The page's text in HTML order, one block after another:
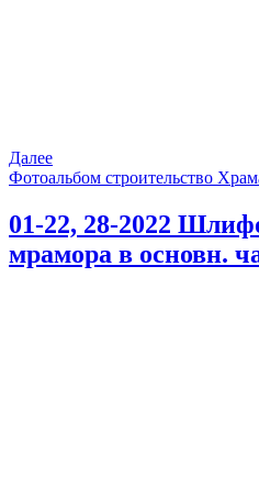
Далее
Фотоальбом строительство
01-22, 28-2022
мрамора в основн.